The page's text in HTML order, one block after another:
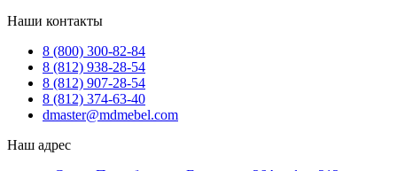
Наши контакты
8 (800) 300-82-84
8 (812) 938-28-54
8 (812) 907-28-54
8 (812) 374-63-40
dmaster@mdmebel.com
Наш адрес